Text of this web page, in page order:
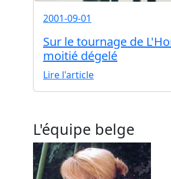
2001-09-01
Sur le tournage de
moitié dégelé
Lire l'article
L'équipe belge